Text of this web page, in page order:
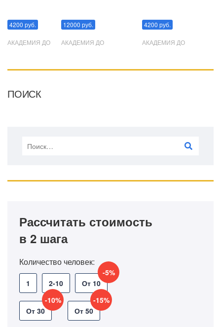
4200 руб.
АКАДЕМИЯ ДО
12000 руб.
АКАДЕМИЯ ДО
4200 руб.
АКАДЕМИЯ ДО
ПОИСК
Рассчитать стоимость
в 2 шага
Количество человек:
1 2-10 От 10
-5%
От 30
-10%
От 50
-15%